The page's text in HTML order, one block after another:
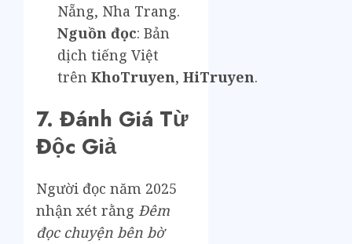
Nẵng, Nha Trang.
Nguồn đọc: Bản
dịch tiếng Việt
trên KhoTruyen, HiTruyen.
7. Đánh Giá Từ
Độc Giả
Người đọc năm 2025
nhận xét rằng Đêm
đọc chuyện bên bờ